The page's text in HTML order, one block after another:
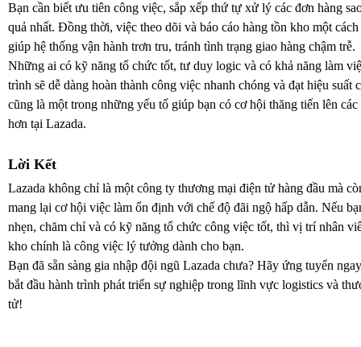
Bạn cần biết ưu tiên công việc, sắp xếp thứ tự xử lý các đơn hàng
quả nhất. Đồng thời, việc theo dõi và báo cáo hàng tồn kho một cách
giúp hệ thống vận hành trơn tru, tránh tình trạng giao hàng chậm trễ.
Những ai có kỹ năng tổ chức tốt, tư duy logic và có khả năng làm
trình sẽ dễ dàng hoàn thành công việc nhanh chóng và đạt hiệu suất
cũng là một trong những yếu tố giúp bạn có cơ hội thăng tiến lên
hơn tại Lazada.
Lời Kết
Lazada không chỉ là một công ty thương mại điện tử hàng đầu mà
mang lại cơ hội việc làm ổn định với chế độ đãi ngộ hấp dẫn. Nếu
nhẹn, chăm chỉ và có kỹ năng tổ chức công việc tốt, thì vị trí nhân
kho chính là công việc lý tưởng dành cho bạn.
Bạn đã sẵn sàng gia nhập đội ngũ Lazada chưa? Hãy ứng tuyển
bắt đầu hành trình phát triển sự nghiệp trong lĩnh vực logistics và
tử!